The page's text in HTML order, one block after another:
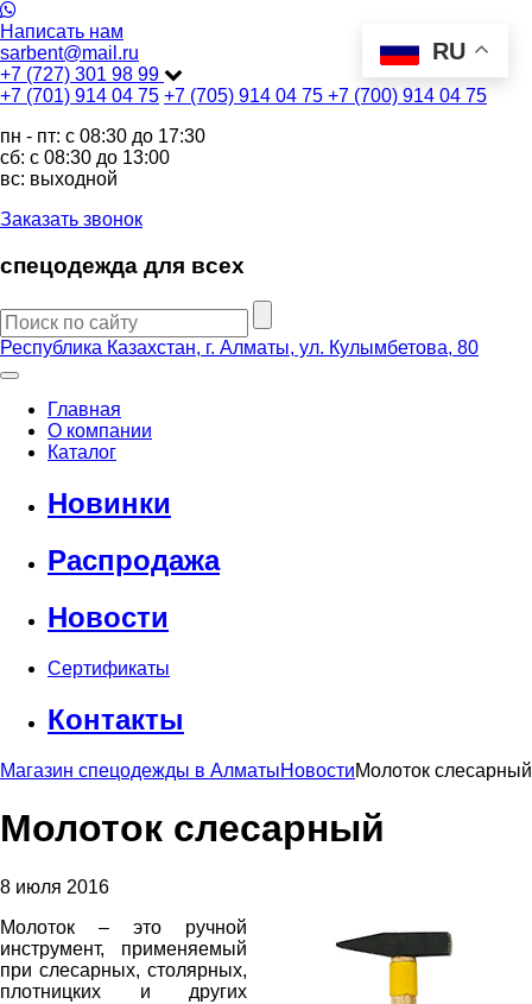
Написать нам
sarbent@mail.ru
+7 (727) 301 98 99
+7 (701) 914 04 75 +7 (705) 914 04 75 +7 (700) 914 04 75
пн - пт: c 08:30 до 17:30
сб: c 08:30 до 13:00
вс: выходной
Заказать звонок
спецодежда для всех
Республика Казахстан, г. Алматы, ул. Кулымбетова, 80
Главная
О компании
Каталог
Новинки
Распродажа
Новости
Сертификаты
Контакты
Магазин спецодежды в АлматыНовостиМолоток слесарный
Молоток слесарный
8 июля 2016
Молоток – это ручной
инструмент, применяемый
при слесарных, столярных,
плотницких и других
RU